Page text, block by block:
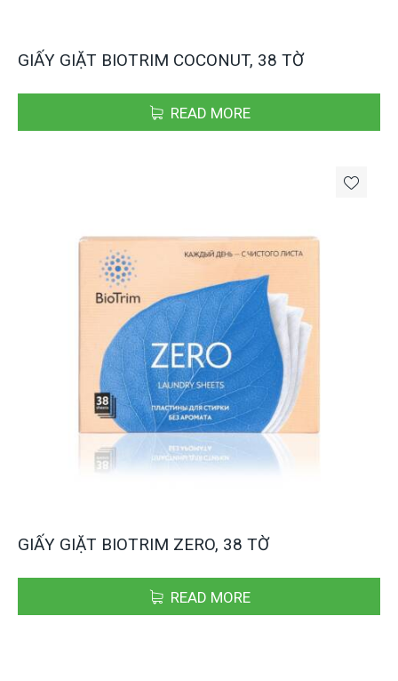
GIẤY GIẶT BIOTRIM COCONUT, 38 TỜ
READ MORE
GIẤY GIẶT BIOTRIM ZERO, 38 TỜ
READ MORE